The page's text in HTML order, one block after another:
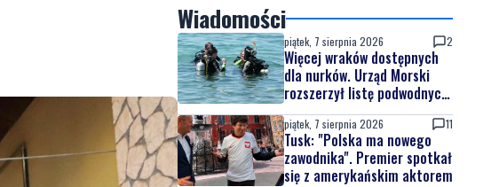
Wiadomości
piątek, 7 sierpnia 2026 2
Więcej wraków dostępnych
dla nurków. Urząd Morski
rozszerzył listę podwodnych
atrakcji
piątek, 7 sierpnia 2026 11
Tusk: "Polska ma nowego
zawodnika". Premier spotkał
się z amerykańskim aktorem